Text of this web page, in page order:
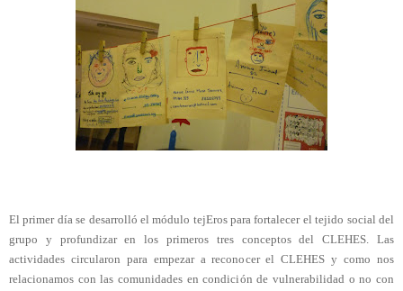
El primer día se desarrolló el módulo tejEros para fortalecer el tejido social del
grupo y profundizar en los primeros tres conceptos del CLEHES. Las
actividades circularon para empezar a reconocer el CLEHES y como nos
relacionamos con las comunidades en condición de vulnerabilidad o no con